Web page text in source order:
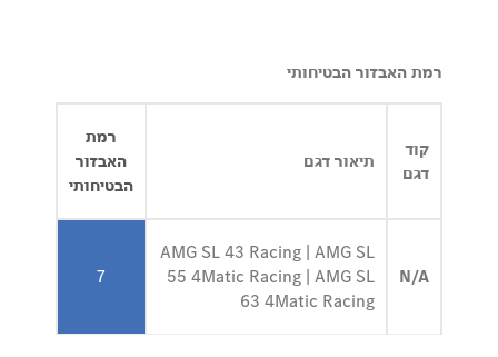
רמת האבזור הבטיחותי
קוד
דגם
תיאור דגם
רמת
האבזור
הבטיחותי
N/A
AMG SL 43 Racing | AMG SL
55 4Matic Racing | AMG SL
63 4Matic Racing
7